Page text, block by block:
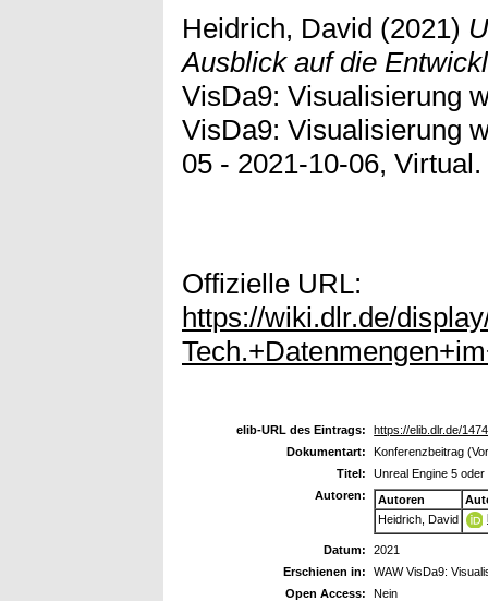
Heidrich, David (2021)
Ausblick auf die
VisDa9: Visualisierung
VisDa9: Visualisierung
05 - 2021-10-06, Virtual.
Offizielle URL:
https://wiki.dlr.de/
elib-URL des Eintrags:
https://elib.dlr.de/
Dokumentart:
Konferenzbeitrag
Titel:
Unreal Engine 5
Autoren:
Autoren
Heidrich, David
Datum:
2021
Erschienen in:
WAW VisDa9:
Open Access:
Nein